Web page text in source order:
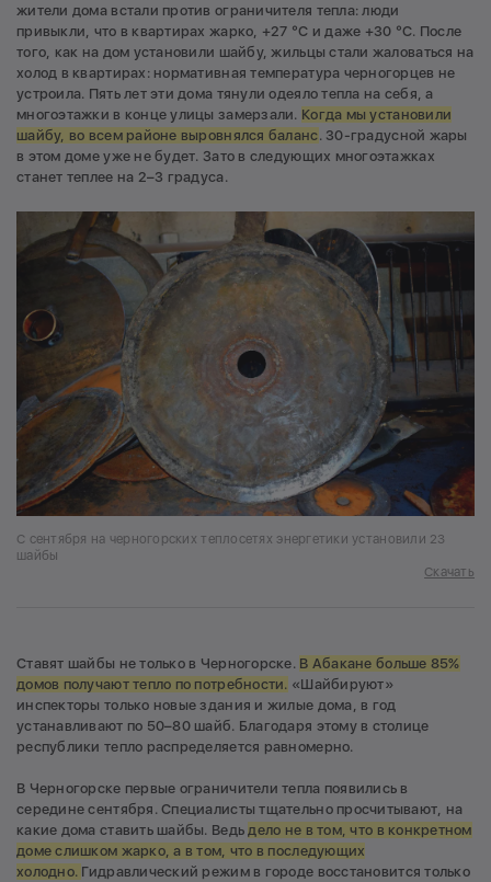
жители дома встали против ограничителя тепла: люди
привыкли, что в квартирах жарко, +27 °С и даже +30 °С. После
того, как на дом установили шайбу, жильцы стали жаловаться на
холод в квартирах: нормативная температура черногорцев не
устроила. Пять лет эти дома тянули одеяло тепла на себя, а
многоэтажки в конце улицы замерзали. Когда мы установили
шайбу, во всем районе выровнялся баланс. 30-градусной жары
в этом доме уже не будет. Зато в следующих многоэтажках
станет теплее на 2–3 градуса.
С сентября на черногорских теплосетях энергетики установили 23
шайбы
Скачать
Ставят шайбы не только в Черногорске. В Абакане больше 85%
домов получают тепло по потребности. «Шайбируют»
инспекторы только новые здания и жилые дома, в год
устанавливают по 50–80 шайб. Благодаря этому в столице
республики тепло распределяется равномерно.
В Черногорске первые ограничители тепла появились в
середине сентября. Специалисты тщательно просчитывают, на
какие дома ставить шайбы. Ведьдело не в том, что в конкретном
доме слишком жарко, а в том, что в последующих
холодно. Гидравлический режим в городе восстановится только